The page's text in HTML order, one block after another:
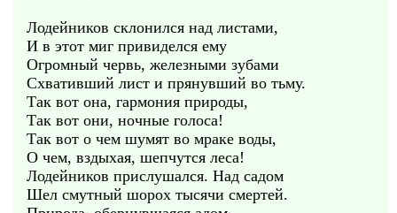
Лодейников склонился над листами,
И в этот миг привиделся ему
Огромный червь, железными зубами
Схвативший лист и прянувший во тьму.
Так вот она, гармония природы,
Так вот они, ночные голоса!
Так вот о чем шумят во мраке воды,
О чем, вздыхая, шепчутся леса!
Лодейников прислушался. Над садом
Шел смутный шорох тысячи смертей.